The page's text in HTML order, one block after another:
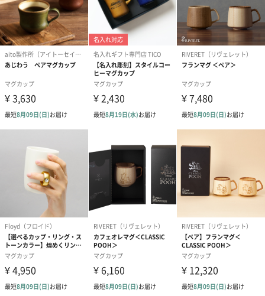
なクラフト感のある質感が魅力です。磁器製なので電子レンジや
食器洗浄機でも使うことができます。
選べる6色のカラーバリエーション
「キキマグ」は美濃焼のなかでも代表的な「織部」「志野」「黄
瀬戸」「瀬戸黒」「鉄釉」「美濃伊賀」の色を現代的に再現した
グリーン：「織部」。緑色の釉をかけた「青織部」が最も有名
で、形や文様の斬新さも特徴です。
イエロー：「黄瀬戸」。淡黄色の釉をかけており質感は柔らかみ
があり、落ち着いた黄色の色をしています。
ホワイト：「志野」。白い釉を厚く施し柔らかみがあり、その釉
は均一ではなく、不完全な中にそれぞれ個性があることが魅力で
す。
ブラック：「瀬戸黒」。焼成中の釉薬が溶けている途中に窯から
引き出し、急冷させて黒く発色させていることから「引出黒(ひき